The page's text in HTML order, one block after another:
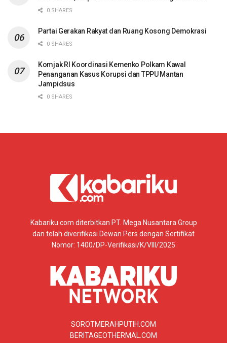
0 SHARES
Partai Gerakan Rakyat dan Ruang Kosong Demokrasi
0 SHARES
Komjak RI Koordinasi Kemenko Polkam Kawal
Penanganan Kasus Korupsi dan TPPU Mantan
Jampidsus
0 SHARES
Kabariku.com diterbitkan PT. Mega Nusantara Group
dan telah diverifikasi Dewan Pers dengan Sertifikat
Nomor: 1400/DP-Verifikasi/K/VIII/2025
SOROTMERAHPUTIH.COM
BERITAGEOTHERMAL.COM